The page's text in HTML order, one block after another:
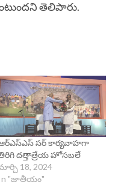
తెలిపారు.
సర్‌ కార్యవాహగా
దత్తాత్రేయ హోసబలే
18, 2024
In "జాతీయం"